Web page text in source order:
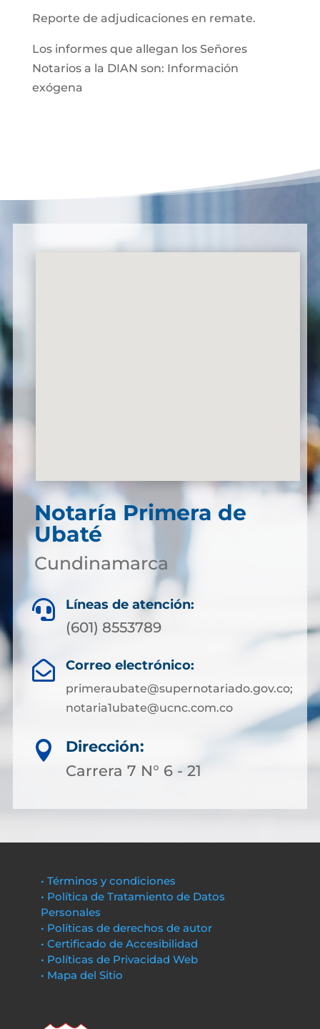
Reporte de adjudicaciones en remate.
Los informes que allegan los Señores
Notarios a la DIAN son: Información
exógena
Notaría Primera de
Ubaté
Cundinamarca
 Líneas de atención:
(601) 8553789
 Correo electrónico:
primeraubate@supernotariado.gov.co;
notaria1ubate@ucnc.com.co

Dirección:
Carrera 7 N° 6 - 21
• Términos y condiciones
• Política de Tratamiento de Datos
Personales
• Políticas de derechos de autor
• Certificado de Accesibilidad
• Políticas de Privacidad Web
• Mapa del Sitio